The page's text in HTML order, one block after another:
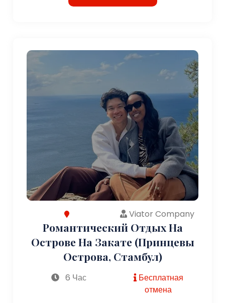
Viator Company
Романтический Отдых На
Острове На Закате (Принцевы
Острова, Стамбул)
6 Час
Бесплатная
отмена